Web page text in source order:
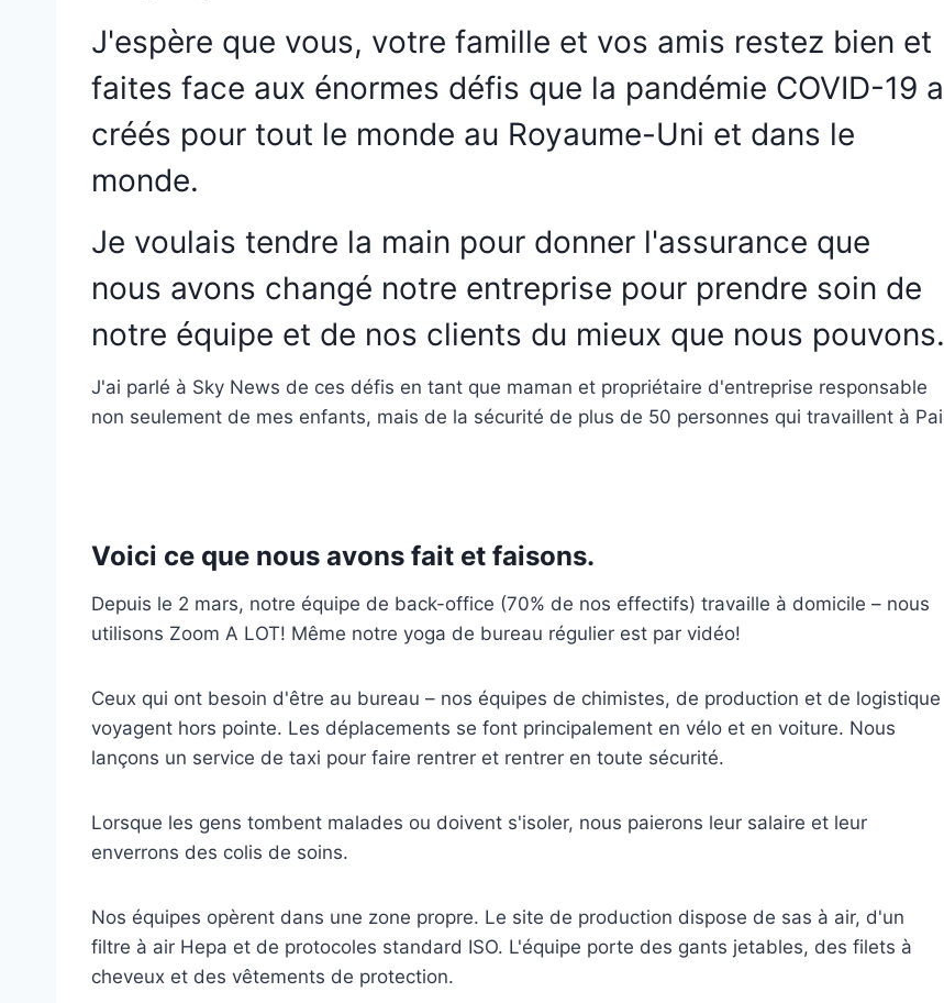
J'espère que vous, votre famille et vos amis restez bien et
faites face aux énormes défis que la pandémie COVID-19 a
créés pour tout le monde au Royaume-Uni et dans le
monde.
Je voulais tendre la main pour donner l'assurance que
nous avons changé notre entreprise pour prendre soin de
notre équipe et de nos clients du mieux que nous pouvons.
J'ai parlé à Sky News de ces défis en tant que maman et propriétaire d'entreprise responsable
non seulement de mes enfants, mais de la sécurité de plus de 50 personnes qui travaillent à Pai
Voici ce que nous avons fait et faisons.
Depuis le 2 mars, notre équipe de back-office (70% de nos effectifs) travaille à domicile – nous
utilisons Zoom A LOT! Même notre yoga de bureau régulier est par vidéo!
Ceux qui ont besoin d'être au bureau – nos équipes de chimistes, de production et de logistique
voyagent hors pointe. Les déplacements se font principalement en vélo et en voiture. Nous
lançons un service de taxi pour faire rentrer et rentrer en toute sécurité.
Lorsque les gens tombent malades ou doivent s'isoler, nous paierons leur salaire et leur
enverrons des colis de soins.
Nos équipes opèrent dans une zone propre. Le site de production dispose de sas à air, d'un
filtre à air Hepa et de protocoles standard ISO. L'équipe porte des gants jetables, des filets à
cheveux et des vêtements de protection.